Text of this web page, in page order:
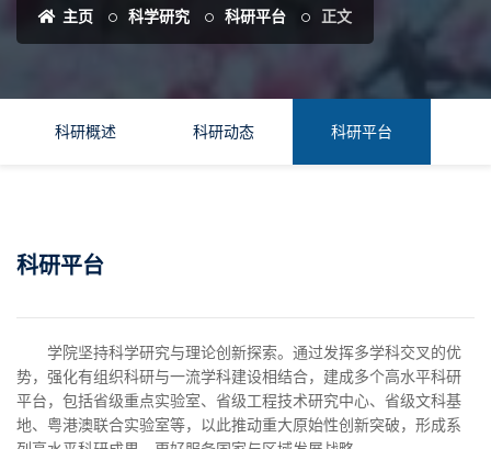
主页 科学研究 科研平台 正文
科研概述 科研动态 科研平台
科研平台
学院坚持科学研究与理论创新探索。通过发挥多学科交叉的优
势，强化有组织科研与一流学科建设相结合，建成多个高水平科研
平台，包括省级重点实验室、省级工程技术研究中心、省级文科基
地、粤港澳联合实验室等，以此推动重大原始性创新突破，形成系